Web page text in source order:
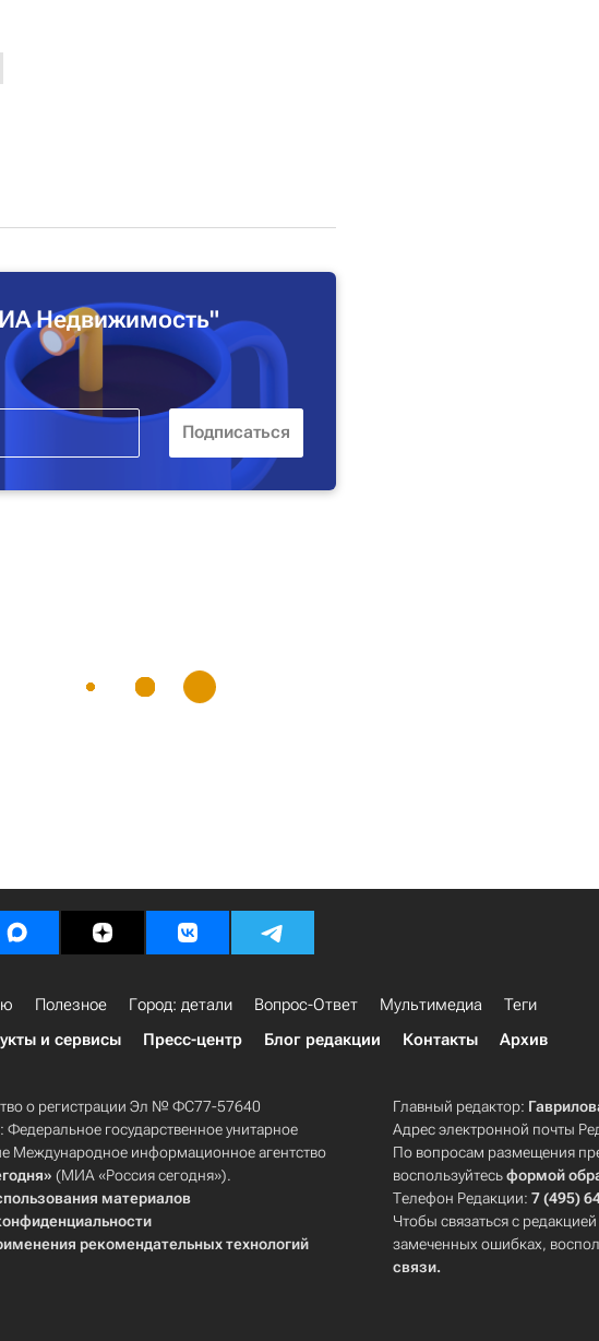
Недвижимость"
Полезное Город: детали Вопрос-Ответ Мультимедиа
Теги
и сервисы Пресс-центр Блог редакции Контакты Архив
о регистрации Эл № ФС77-57640
Федеральное государственное унитарное
Международное информационное агентство
(МИА «Россия сегодня»).
материалов
рекомендательных технологий
Главный редактор:
Адрес электронной почты
По вопросам размещения
воспользуйтесьформой
Телефон Редакции:7 (495)
Чтобы связаться с
замеченных ошибках,
связи.